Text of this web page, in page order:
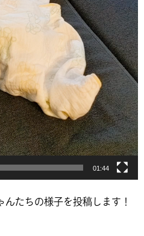
01:44
たちの様子を投稿します！